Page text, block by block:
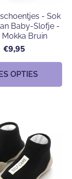
- Sok
Baby-Slofje -
Mokka Bruin
€9,95
OPTIES